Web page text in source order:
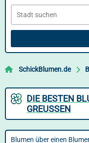
SchickBlumen.de
DIE BESTEN
GREUSSEN
Blumen über einen